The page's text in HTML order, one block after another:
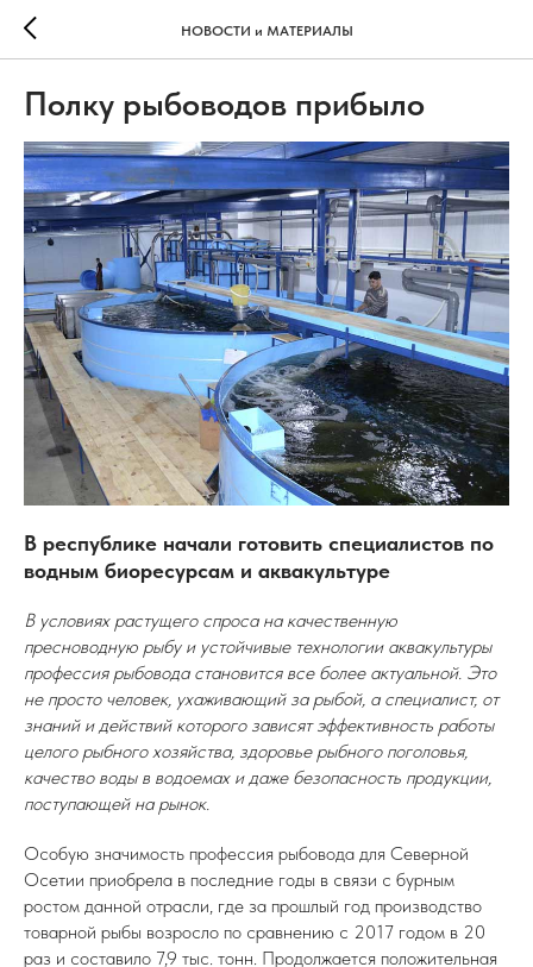
НОВОСТИ и МАТЕРИАЛЫ
Полку рыбоводов прибыло
В республике начали готовить специалистов по
водным биоресурсам и аквакультуре
В условиях растущего спроса на качественную
пресноводную рыбу и устойчивые технологии аквакультуры
профессия рыбовода становится все более актуальной. Это
не просто человек, ухаживающий за рыбой, а специалист, от
знаний и действий которого зависят эффективность работы
целого рыбного хозяйства, здоровье рыбного поголовья,
качество воды в водоемах и даже безопасность продукции,
поступающей на рынок.
Особую значимость профессия рыбовода для Северной
Осетии приобрела в последние годы в связи с бурным
ростом данной отрасли, где за прошлый год производство
товарной рыбы возросло по сравнению с 2017 годом в 20
раз и составило 7,9 тыс. тонн. Продолжается положительная